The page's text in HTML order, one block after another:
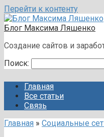
Перейти к контенту
Блог Максима Ляшенко
Создание сайтов и
Поиск:
Главная
Все статьи
Связь
Главная » Социальные